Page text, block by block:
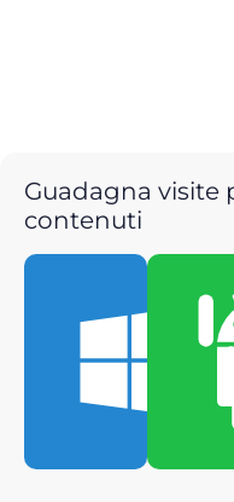
Guadagna visite
contenuti